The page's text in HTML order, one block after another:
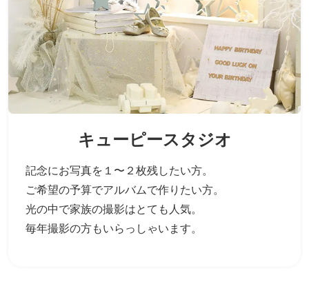
キューピースタジオ
記念にお写真を１〜２枚残したい方。
ご希望の予算でアルバムで作りたい方。
光の中で家族の撮影はとても人気。
毎年撮影の方もいらっしゃいます。